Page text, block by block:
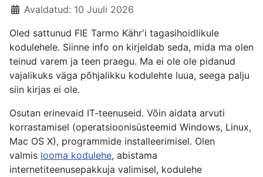
Avaldatud: 10 Juuli 2026
Oled sattunud FIE Tarmo Kähr'i tagasihoidlikule
kodulehele. Siinne info on kirjeldab seda, mida ma olen
teinud varem ja teen praegu. Ma ei ole ole pidanud
vajalikuks väga põhjalikku kodulehte luua, seega palju
siin kirjas ei ole.
Osutan erinevaid IT-teenuseid. Võin aidata arvuti
korrastamisel (operatsioonisüsteemid Windows, Linux,
Mac OS X), programmide installeerimisel. Olen
valmis looma kodulehe, abistama
internetiteenusepakkuja valimisel, kodulehe